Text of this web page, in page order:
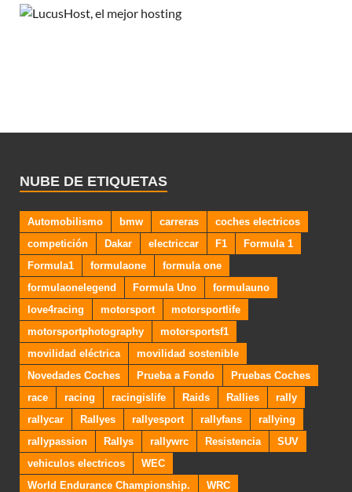
NUBE DE ETIQUETAS
Automobilismo bmw carreras
coches electricos
competición
Dakar electriccar F1
Formula 1
Formula1
formulaone
formula one
formulaonelegend
Formula Uno
formulauno
love4racing
motorsport
motorsportlife
motorsportphotography
motorsportsf1
movilidad eléctrica
movilidad sostenible
Novedades Coches
Prueba a Fondo
Pruebas Coches
race
racing racingislife Raids Rallies
rally
rallycar
Rallyes rallyesport rallyfans
rallying
rallypassion
Rallys rallywrc Resistencia
SUV
vehiculos electricos
WEC
World Endurance Championship.
WRC